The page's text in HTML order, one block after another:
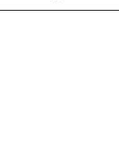
bookitnow.lt